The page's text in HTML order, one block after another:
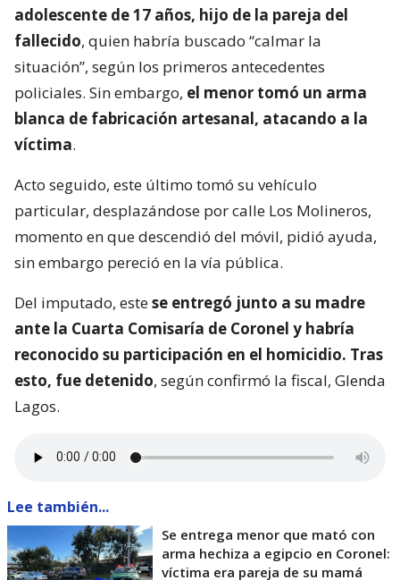
adolescente de 17 años, hijo de la pareja del
fallecido, quien habría buscado “calmar la
situación”, según los primeros antecedentes
policiales. Sin embargo, el menor tomó un arma
blanca de fabricación artesanal, atacando a la
víctima.
Acto seguido, este último tomó su vehículo
particular, desplazándose por calle Los Molineros,
momento en que descendió del móvil, pidió ayuda,
sin embargo pereció en la vía pública.
Del imputado, estese entregó junto a su madre
ante la Cuarta Comisaría de Coronel y habría
reconocido su participación en el homicidio. Tras
esto, fue detenido, según confirmó la fiscal, Glenda
Lagos.
Lee también...
Se entrega menor que mató con
arma hechiza a egipcio en Coronel:
víctima era pareja de su mamá